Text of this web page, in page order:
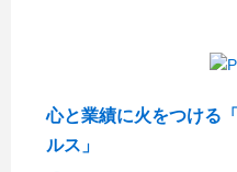
心と業績に火をつける
ルス」